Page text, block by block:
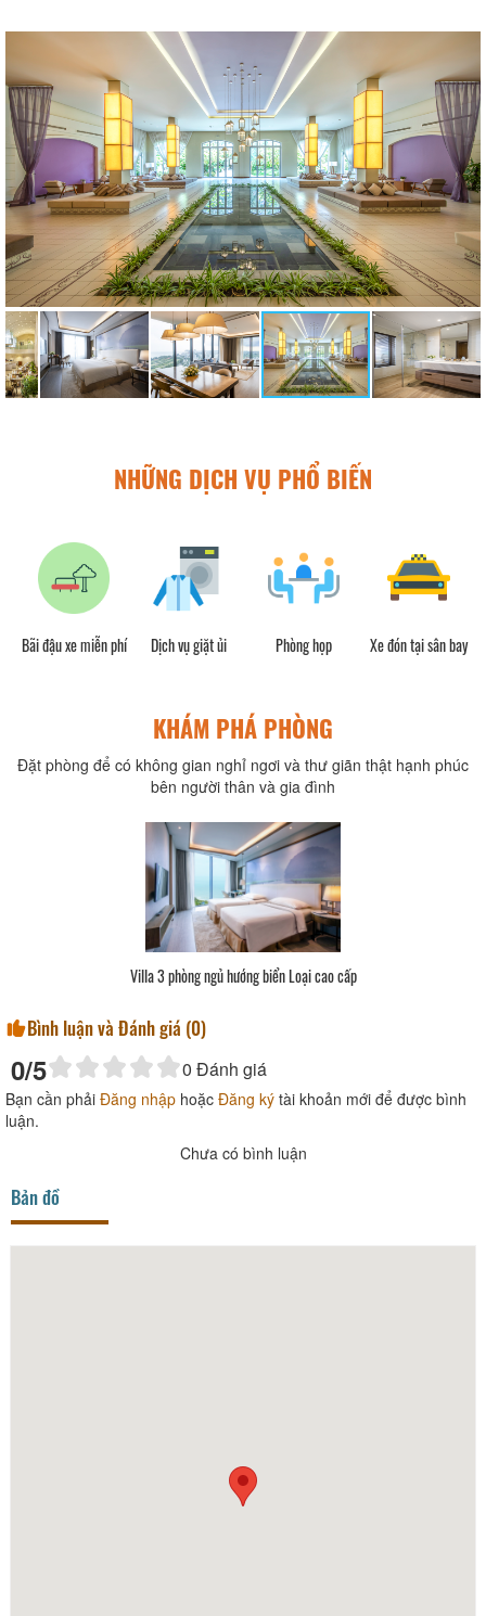
NHỮNG DỊCH VỤ PHỔ BIẾN
Bãi đậu xe miễn phí Dịch vụ giặt ủi Phòng họp Xe đón tại sân bay
KHÁM PHÁ PHÒNG
Đặt phòng để có không gian nghỉ ngơi và thư giãn thật hạnh phúc
bên người thân và gia đình
Villa 3 phòng ngủ hướng biển Loại cao cấp
Bình luận và Đánh giá (0)
0/5 0 Đánh giá
Bạn cần phải Đăng nhập hoặc Đăng ký tài khoản mới để được bình
luận.
Chưa có bình luận
Bản đồ